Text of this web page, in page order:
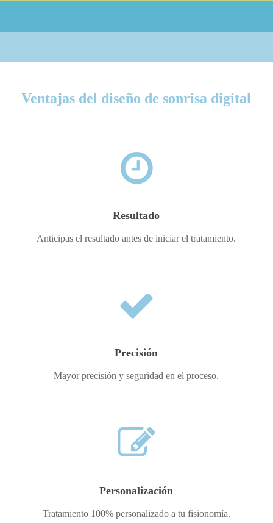
Ventajas del diseño de sonrisa digital
Resultado
Anticipas el resultado antes de iniciar el tratamiento.
Precisión
Mayor precisión y seguridad en el proceso.
Personalización
Tratamiento 100% personalizado a tu fisionomía.